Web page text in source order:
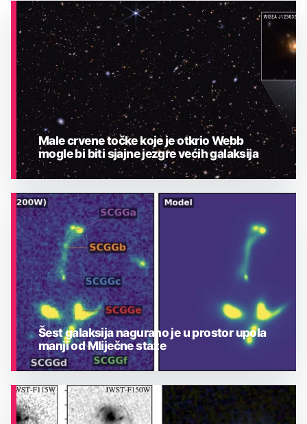
ASTRONOMIJA
Male crvene točke koje je otkrio Webb
mogle bi biti sjajne jezgre većih galaksija
ASTRONOMIJA
Šest galaksija nagurano je u prostor upola
manji od Mliječne staze